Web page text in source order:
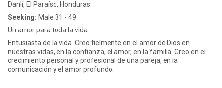
Danlí, El Paraíso, Honduras
Seeking: Male 31 - 49
Un amor para toda la vida.
Entusiasta de la vida. Creo fielmente en el amor de Dios en
nuestras vidas, en la confianza, el amor, en la familia. Creo en el
crecimiento personal y profesional de una pareja, en la
comunicación y el amor profundo.